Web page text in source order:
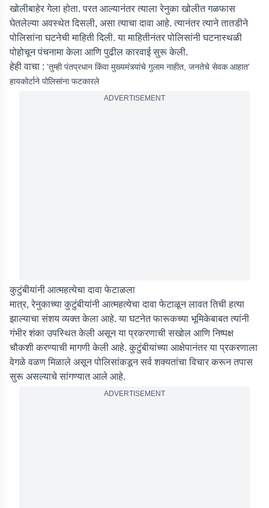
खोलीबाहेर गेला होता. परत आल्यानंतर त्याला रेनुका खोलीत गळफास
घेतलेल्या अवस्थेत दिसली, असा त्याचा दावा आहे. त्यानंतर त्याने तातडीने
पोलिसांना घटनेची माहिती दिली. या माहितीनंतर पोलिसांनी घटनास्थळी
पोहोचून पंचनामा केला आणि पुढील कारवाई सुरू केली.
हेही वाचा : 'तुम्ही पंतप्रधान किंवा मुख्यमंत्र्यांचे गुलाम नाहीत, जनतेचे सेवक आहात'
हायकोर्टाने पोलिसांना फटकारले
ADVERTISEMENT
कुटुंबीयांनी आत्महत्येचा दावा फेटाळला
मात्र, रेनुकाच्या कुटुंबीयांनी आत्महत्येचा दावा फेटाळून लावत तिची हत्या
झाल्याचा संशय व्यक्त केला आहे. या घटनेत फारूकच्या भूमिकेबाबत त्यांनी
गंभीर शंका उपस्थित केली असून या प्रकरणाची सखोल आणि निष्पक्ष
चौकशी करण्याची मागणी केली आहे. कुटुंबीयांच्या आक्षेपानंतर या प्रकरणाला
वेगळे वळण मिळाले असून पोलिसांकडून सर्व शक्यतांचा विचार करून तपास
सुरू असल्याचे सांगण्यात आले आहे.
ADVERTISEMENT